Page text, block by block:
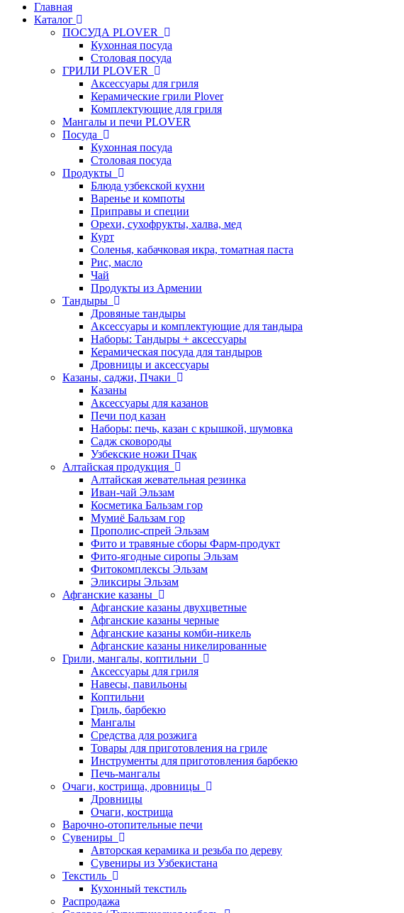
Главная
Каталог
ПОСУДА PLOVER
Кухонная посуда
Столовая посуда
ГРИЛИ PLOVER
Аксессуары для гриля
Керамические грили Plover
Комплектующие для гриля
Мангалы и печи PLOVER
Посуда
Кухонная посуда
Столовая посуда
Продукты
Блюда узбекской кухни
Варенье и компоты
Приправы и специи
Орехи, сухофрукты, халва, мед
Курт
Соленья, кабачковая икра, томатная паста
Рис, масло
Чай
Продукты из Армении
Тандыры
Дровяные тандыры
Аксессуары и комплектующие для тандыра
Наборы: Тандыры + аксессуары
Керамическая посуда для тандыров
Дровницы и аксессуары
Казаны, саджи, Пчаки
Казаны
Аксессуары для казанов
Печи под казан
Наборы: печь, казан с крышкой, шумовка
Садж сковороды
Узбекские ножи Пчак
Алтайская продукция
Алтайская жевательная резинка
Иван-чай Эльзам
Косметика Бальзам гор
Мумиё Бальзам гор
Прополис-спрей Эльзам
Фито и травяные сборы Фарм-продукт
Фито-ягодные сиропы Эльзам
Фитокомплексы Эльзам
Эликсиры Эльзам
Афганские казаны
Афганские казаны двухцветные
Афганские казаны черные
Афганские казаны комби-никель
Афганские казаны никелированные
Грили, мангалы, коптильни
Аксессуары для гриля
Навесы, павильоны
Коптильни
Гриль, барбекю
Мангалы
Средства для розжига
Товары для приготовления на гриле
Инструменты для приготовления барбекю
Печь-мангалы
Очаги, кострища, дровницы
Дровницы
Очаги, кострища
Варочно-отопительные печи
Сувениры
Авторская керамика и резьба по дереву
Сувениры из Узбекистана
Текстиль
Кухонный текстиль
Распродажа